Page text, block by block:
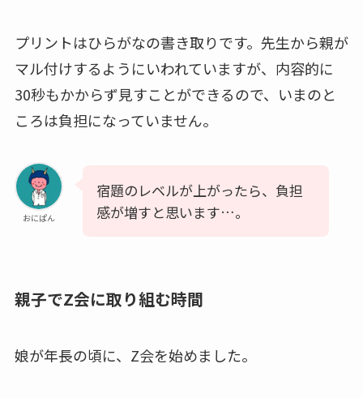
プリントはひらがなの書き取りです。先生から親が
マル付けするようにいわれていますが、内容的に
30秒もかからず見すことができるので、いまのと
ころは負担になっていません。
おにぱん
宿題のレベルが上がったら、負担
感が増すと思います…。
親子でZ会に取り組む時間
娘が年長の頃に、Z会を始めました。